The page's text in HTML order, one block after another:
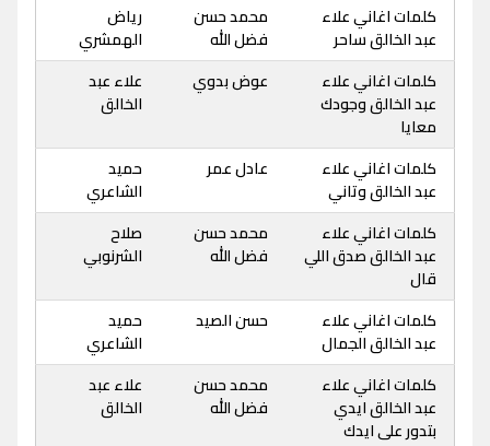
كلمات اغاني علاء
عبد الخالق ساحر
محمد حسن
فضل الله
رياض
الهمشري
كلمات اغاني علاء
عبد الخالق وجودك
معايا
عوض بدوي
علاء عبد
الخالق
كلمات اغاني علاء
عبد الخالق وتاني
عادل عمر
حميد
الشاعري
كلمات اغاني علاء
عبد الخالق صدق اللي
قال
محمد حسن
فضل الله
صلاح
الشرنوبي
كلمات اغاني علاء
عبد الخالق الجمال
حسن الصيد
حميد
الشاعري
كلمات اغاني علاء
عبد الخالق ايدي
بتدور على ايدك
محمد حسن
فضل الله
علاء عبد
الخالق